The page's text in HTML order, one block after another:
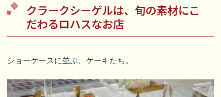
クラークシーゲルは、旬の素材にこ
だわるロハスなお店
ショーケースに並ぶ、ケーキたち。